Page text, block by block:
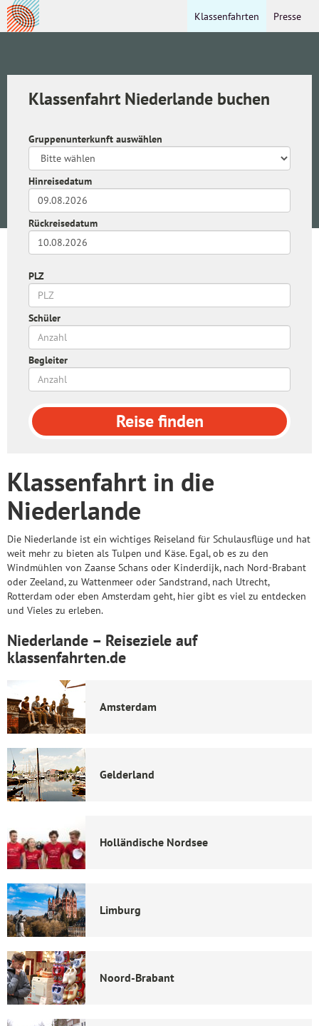
Presse
Klassenfahrten
Klassenfahrt Niederlande buchen
Gruppenunterkunft auswählen
Hinreisedatum
Rückreisedatum
PLZ
Schüler
Begleiter
Reisefinden
Klassenfahrt in die
Niederlande
Die Niederlande ist ein wichtiges Reiseland für Schulausflüge und hat
weit mehr zu bieten als Tulpen und Käse. Egal, ob es zu den
Windmühlen von Zaanse Schans oder Kinderdijk, nach Nord-Brabant
oder Zeeland, zu Wattenmeer oder Sandstrand, nach Utrecht,
Rotterdam oder eben Amsterdam geht, hier gibt es viel zu entdecken
und Vieles zu erleben.
Niederlande – Reiseziele auf
klassenfahrten.de
Amsterdam
Gelderland
Holländische Nordsee
Limburg
Noord-Brabant